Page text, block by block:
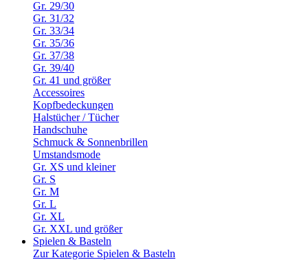
Gr. 29/30
Gr. 31/32
Gr. 33/34
Gr. 35/36
Gr. 37/38
Gr. 39/40
Gr. 41 und größer
Accessoires
Kopfbedeckungen
Halstücher / Tücher
Handschuhe
Schmuck & Sonnenbrillen
Umstandsmode
Gr. XS und kleiner
Gr. S
Gr. M
Gr. L
Gr. XL
Gr. XXL und größer
Spielen & Basteln
Zur Kategorie Spielen & Basteln